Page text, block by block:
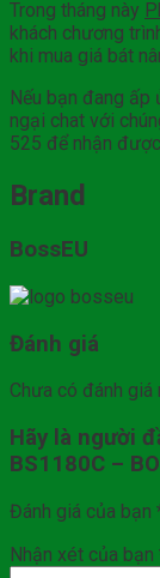
Trong tháng này
khách chương
khi mua giá bát
Nếu bạn đang
ngại chat với
525 để nhận
Brand
BossEU
Đánh giá
Chưa có đánh giá
Hãy là người
BS1180C –
Đánh giá của bạn
Nhận xét của bạn